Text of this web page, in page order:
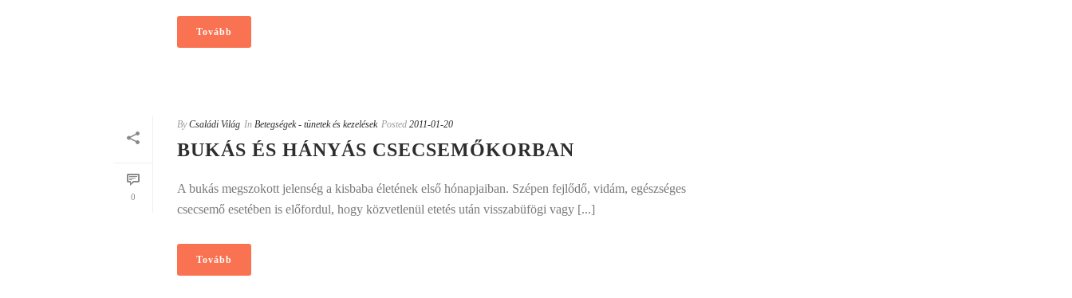
Tovább
0
By Családi Világ In Betegségek - tünetek és kezelések Posted 2011-01-20
BUKÁS ÉS HÁNYÁS CSECSEMŐKORBAN
A bukás megszokott jelenség a kisbaba életének első hónapjaiban. Szépen fejlődő, vidám, egészséges
csecsemő esetében is előfordul, hogy közvetlenül etetés után visszabüfögi vagy [...]
Tovább